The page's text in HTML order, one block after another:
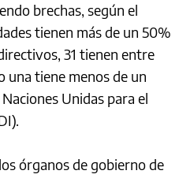
brechas, según el
tienen más de un 50%
31 tienen entre
una tiene menos de un
Unidas para el
órganos de gobierno de